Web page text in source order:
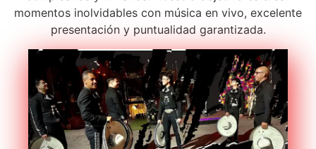
momentos inolvidables con música en vivo, excelente
presentación y puntualidad garantizada.